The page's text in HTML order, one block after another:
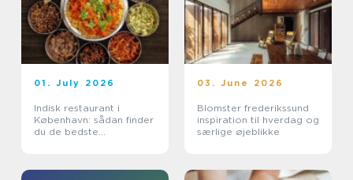
01. July 2026
Indisk restaurant i
København: sådan finder
du de bedste
03. June 2026
Blomster frederikssund
inspiration til hverdag og
særlige øjeblikke